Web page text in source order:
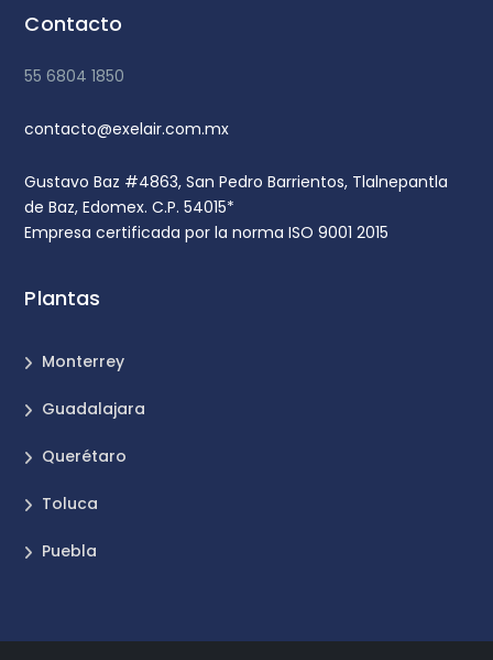
Contacto
55 6804 1850
contacto@exelair.com.mx
Gustavo Baz #4863, San Pedro Barrientos, Tlalnepantla
de Baz, Edomex. C.P. 54015*
Empresa certificada por la norma ISO 9001 2015
Plantas
Monterrey
Guadalajara
Querétaro
Toluca
Puebla